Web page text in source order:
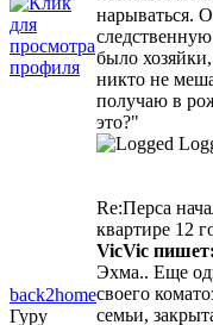
нарываться.
было
никто не
получаю в
это?"
back2home
Гуру
Re:Перса
квартире 12
VicVic пишет:
Эхма.. Еще
своего
семьи,